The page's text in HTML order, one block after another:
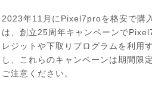
2023年11月にPixel7proを格安で購
は、創立25周年キャンペーンで
レジットや下取りプログラムを利用
し、これらのキャンペーンは期間限
ご注意ください。